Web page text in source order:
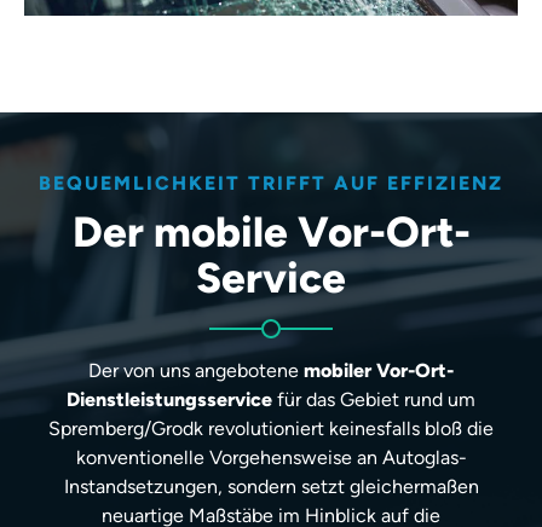
BEQUEMLICHKEIT TRIFFT AUF EFFIZIENZ
Der mobile Vor-Ort-
Service
Der von uns angebotene mobiler Vor-Ort-
Dienstleistungsservice für das Gebiet rund um
Spremberg/Grodk revolutioniert keinesfalls bloß die
konventionelle Vorgehensweise an Autoglas-
Instandsetzungen, sondern setzt gleichermaßen
neuartige Maßstäbe im Hinblick auf die